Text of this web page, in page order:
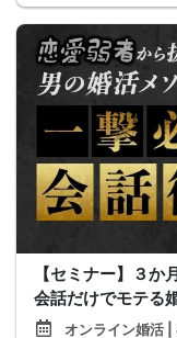
【セミナー】３か
会話だけでモテる
オンライン婚活